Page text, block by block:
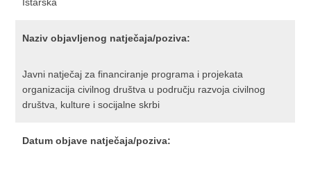
Naziv objavljenog natječaja/poziva:
Javni natječaj za financiranje programa i projekata
organizacija civilnog društva u području razvoja civilnog
društva, kulture i socijalne skrbi
Datum objave natječaja/poziva: